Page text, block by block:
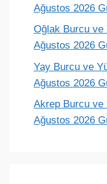
Ağustos 2026
Oğlak Burcu ve
Ağustos 2026
Yay Burcu ve
Ağustos 2026
Akrep Burcu ve
Ağustos 2026